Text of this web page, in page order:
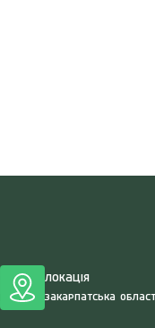
Локація
Закарпатська